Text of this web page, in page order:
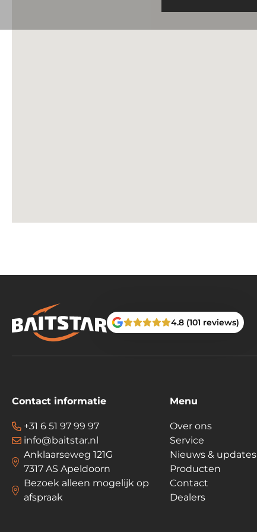
4.8 (101 reviews)
Contact informatie
+31 6 51 97 99 97
info@baitstar.nl
Anklaarseweg 121G
7317 AS Apeldoorn
Bezoek alleen mogelijk op
afspraak
Menu
Over ons
Service
Nieuws & updates
Producten
Contact
Dealers